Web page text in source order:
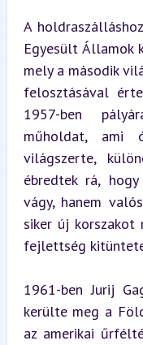
A
Egyesült Államok
mely a második
felosztásával
1957-ben
műholdat, ami
világszerte,
ébredtek rá,
vágy, hanem
siker új
fejlettség
1961-ben Jurij
kerülte meg a
az amerikai